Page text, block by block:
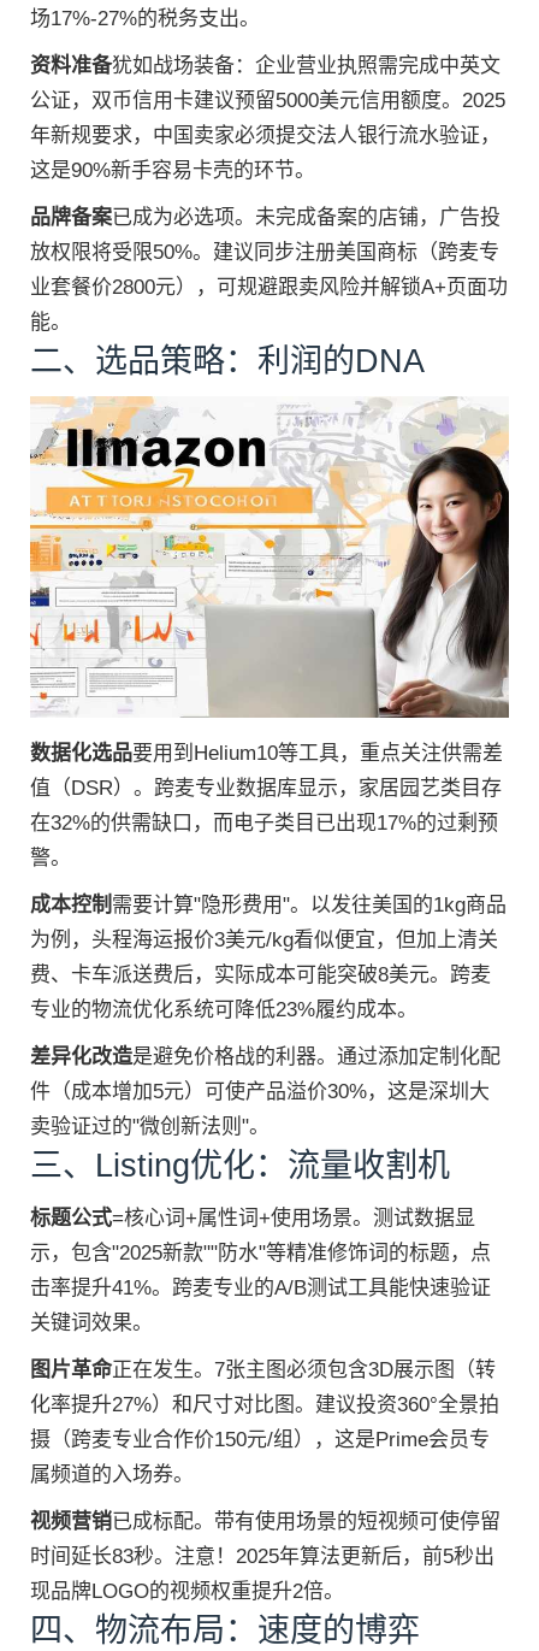
场17%-27%的税务支出。
资料准备犹如战场装备：企业营业执照需完成中英文
公证，双币信用卡建议预留5000美元信用额度。2025
年新规要求，中国卖家必须提交法人银行流水验证，
这是90%新手容易卡壳的环节。
品牌备案已成为必选项。未完成备案的店铺，广告投
放权限将受限50%。建议同步注册美国商标（跨麦专
业套餐价2800元），可规避跟卖风险并解锁A+页面功
能。
二、选品策略：利润的DNA
数据化选品要用到Helium10等工具，重点关注供需差
值（DSR）。跨麦专业数据库显示，家居园艺类目存
在32%的供需缺口，而电子类目已出现17%的过剩预
警。
成本控制 需要计算"隐形费用"。以发往美国的1kg商品
为例，头程海运报价3美元/kg看似便宜，但加上清关
费、卡车派送费后，实际成本可能突破8美元。跨麦
专业的物流优化系统可降低23%履约成本。
差异化改造是避免价格战的利器。通过添加定制化配
件（成本增加5元）可使产品溢价30%，这是深圳大
卖验证过的"微创新法则"。
三、Listing优化：流量收割机
标题公式=核心词+属性词+使用场景。测试数据显
示，包含"2025新款""防水"等精准修饰词的标题，点
击率提升41%。跨麦专业的A/B测试工具能快速验证
关键词效果。
图片革命正在发生。7张主图必须包含3D展示图（转
化率提升27%）和尺寸对比图。建议投资360°全景拍
摄（跨麦专业合作价150元/组），这是Prime会员专
属频道的入场券。
视频营销已成标配。带有使用场景的短视频可使停留
时间延长83秒。注意！2025年算法更新后，前5秒出
现品牌LOGO的视频权重提升2倍。
四、物流布局：速度的博弈